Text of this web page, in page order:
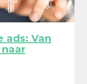
ads: Van